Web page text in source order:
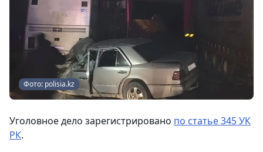
Фото: polisia.kz
Уголовное дело зарегистрировано по статье 345 УК
РК.